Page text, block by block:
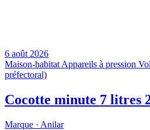
6 août 2026
Maison-habitat Appareils à pression
préfectoral)
Cocotte minute 7 litres
Marque · Anilar